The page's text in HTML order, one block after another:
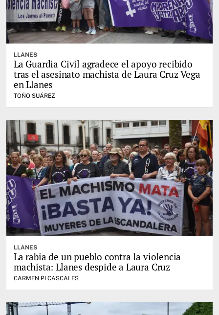
LLANES
La Guardia Civil agradece el apoyo recibido
tras el asesinato machista de Laura Cruz Vega
en Llanes
TOÑO SUÁREZ
LLANES
La rabia de un pueblo contra la violencia
machista: Llanes despide a Laura Cruz
CARMEN PI CASCALES